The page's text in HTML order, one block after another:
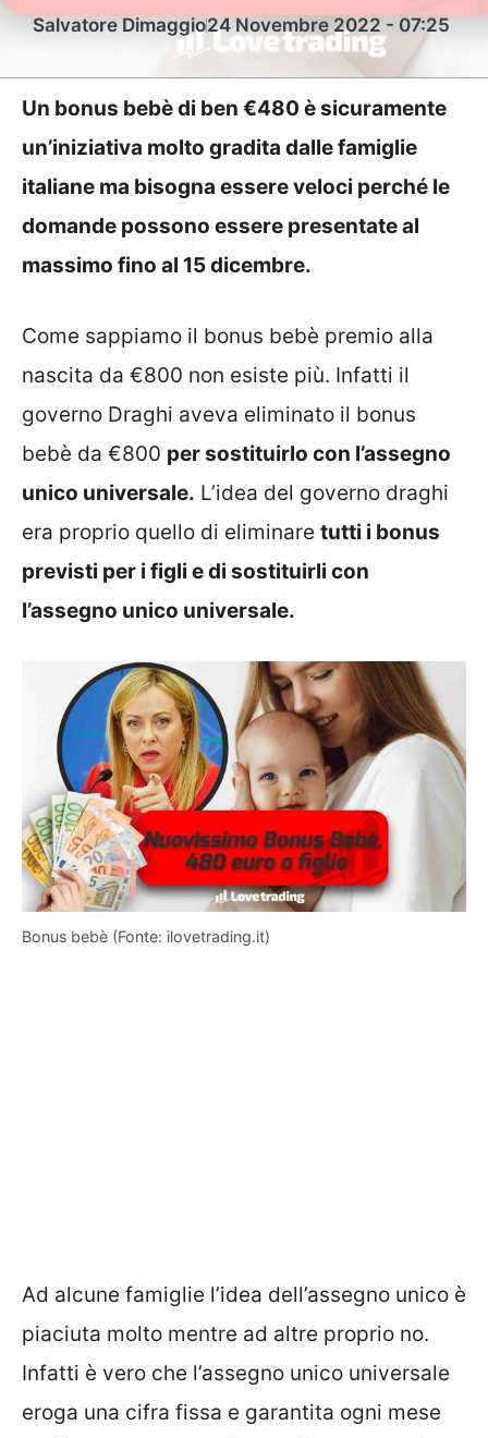
Salvatore Dimaggio24 Novembre 2022 - 07:25
Un bonus bebè di ben €480 è sicuramente
un’iniziativa molto gradita dalle famiglie
italiane ma bisogna essere veloci perché le
domande possono essere presentate al
massimo fino al 15 dicembre.
Come sappiamo il bonus bebè premio alla
nascita da €800 non esiste più. Infatti il
governo Draghi aveva eliminato il bonus
bebè da €800 per sostituirlo con l’assegno
unico universale. L’idea del governo draghi
era proprio quello di eliminare tutti i bonus
previsti per i figli e di sostituirli con
l’assegno unico universale.
Bonus bebè (Fonte: ilovetrading.it)
Ad alcune famiglie l’idea dell’assegno unico è
piaciuta molto mentre ad altre proprio no.
Infatti è vero che l’assegno unico universale
eroga una cifra fissa e garantita ogni mese